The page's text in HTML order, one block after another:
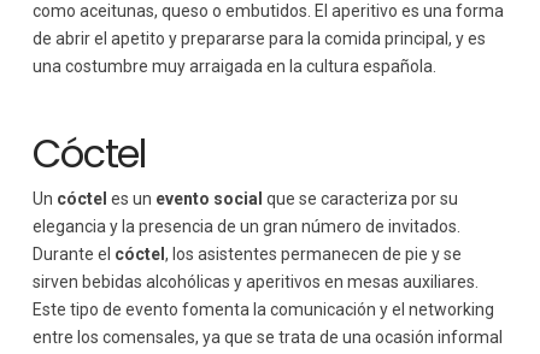
como aceitunas, queso o embutidos. El aperitivo es una forma
de abrir el apetito y prepararse para la comida principal, y es
una costumbre muy arraigada en la cultura española.
Cóctel
Un cóctel es un evento social que se caracteriza por su
elegancia y la presencia de un gran número de invitados.
Durante el cóctel , los asistentes permanecen de pie y se
sirven bebidas alcohólicas y aperitivos en mesas auxiliares.
Este tipo de evento fomenta la comunicación y el networking
entre los comensales, ya que se trata de una ocasión informal